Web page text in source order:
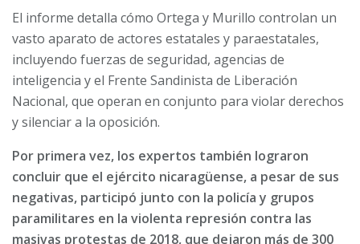
El informe detalla cómo Ortega y Murillo controlan un
vasto aparato de actores estatales y paraestatales,
incluyendo fuerzas de seguridad, agencias de
inteligencia y el Frente Sandinista de Liberación
Nacional, que operan en conjunto para violar derechos
y silenciar a la oposición.
Por primera vez, los expertos también lograron
concluir que el ejército nicaragüense, a pesar de sus
negativas, participó junto con la policía y grupos
paramilitares en la violenta represión contra las
masivas protestas de 2018, que dejaron más de 300